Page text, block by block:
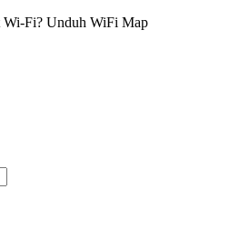
Wi-Fi? Unduh WiFi Map